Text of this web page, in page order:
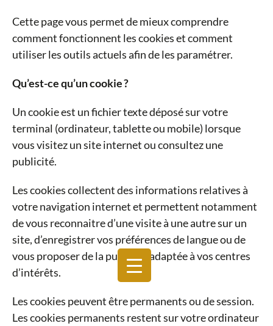
Cette page vous permet de mieux comprendre
comment fonctionnent les cookies et comment
utiliser les outils actuels afin de les paramétrer.
Qu’est-ce qu’un cookie ?
Un cookie est un fichier texte déposé sur votre
terminal (ordinateur, tablette ou mobile) lorsque
vous visitez un site internet ou consultez une
publicité.
Les cookies collectent des informations relatives à
votre navigation internet et permettent notamment
de vous reconnaitre d’une visite à une autre sur un
site, d’enregistrer vos préférences de langue ou de
vous proposer de la publicité adaptée à vos centres
d’intérêts.
Les cookies peuvent être permanents ou de session.
Les cookies permanents restent sur votre ordinateur